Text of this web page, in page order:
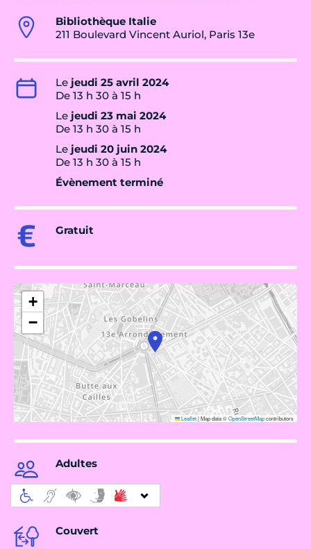
Bibliothèque Italie
211 Boulevard Vincent Auriol, Paris 13e
Le jeudi 25 avril 2024
De 13 h 30 à 15 h
Le jeudi 23 mai 2024
De 13 h 30 à 15 h
Le jeudi 20 juin 2024
De 13 h 30 à 15 h
Évènement terminé
Gratuit
+
−
Leaflet|Map data ©OpenStreetMapcontributors
Adultes
Couvert